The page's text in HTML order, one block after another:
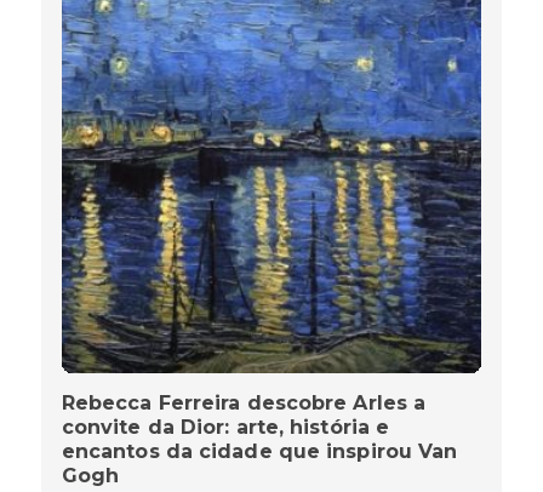
Rebecca Ferreira descobre Arles a
convite da Dior: arte, história e
encantos da cidade que inspirou Van
Gogh